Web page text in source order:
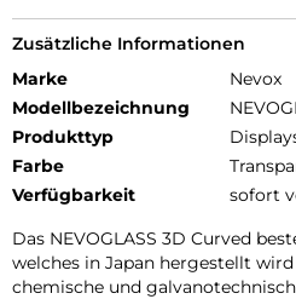
Zusätzliche Informationen
Marke
Nevox
Modellbezeichnung
Produkttyp
Farbe
Verfügbarkeit
sofort
Das NEVOGLASS 3D Curved
welches in Japan hergestellt
chemische und